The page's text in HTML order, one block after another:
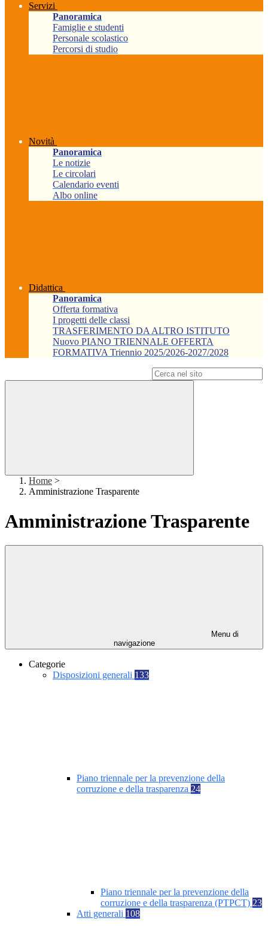
Servizi
Panoramica
Famiglie e studenti
Personale scolastico
Percorsi di studio
Novità
Panoramica
Le notizie
Le circolari
Calendario eventi
Albo online
Didattica
Panoramica
Offerta formativa
I progetti delle classi
TRASFERIMENTO DA ALTRO ISTITUTO
Nuovo PIANO TRIENNALE OFFERTA
FORMATIVA Triennio 2025/2026-2027/2028
Home >
Amministrazione Trasparente
Amministrazione Trasparente
Menu di
navigazione
Categorie
Disposizioni generali 133
Piano triennale per la prevenzione della
corruzione e della trasparenza 24
Piano triennale per la prevenzione della
corruzione e della trasparenza (PTPCT) 23
Atti generali 108